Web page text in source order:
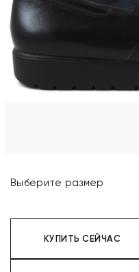
Выберите размер
КУПИТЬ СЕЙЧАС